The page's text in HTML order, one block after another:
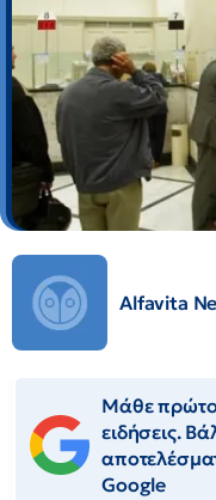
Alfavita
Μάθε
ειδήσεις.
Google